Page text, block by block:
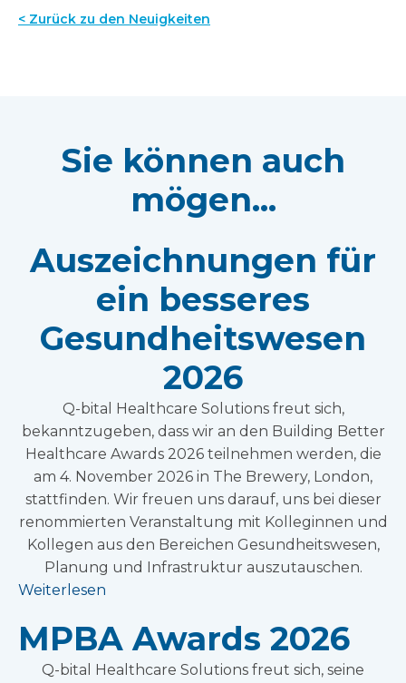
< Zurück zu den Neuigkeiten
Sie können auch
mögen...
Auszeichnungen für
ein besseres
Gesundheitswesen
2026
Q-bital Healthcare Solutions freut sich,
bekanntzugeben, dass wir an den Building Better
Healthcare Awards 2026 teilnehmen werden, die
am 4. November 2026 in The Brewery, London,
stattfinden. Wir freuen uns darauf, uns bei dieser
renommierten Veranstaltung mit Kolleginnen und
Kollegen aus den Bereichen Gesundheitswesen,
Planung und Infrastruktur auszutauschen.
Weiterlesen
MPBA Awards 2026
Q-bital Healthcare Solutions freut sich, seine